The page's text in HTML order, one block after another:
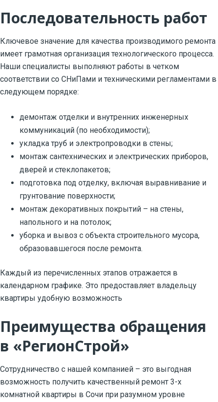
Последовательность работ
Ключевое значение для качества производимого ремонта
имеет грамотная организация технологического процесса.
Наши специалисты выполняют работы в четком
соответствии со СНиПами и техническими регламентами в
следующем порядке:
демонтаж отделки и внутренних инженерных
коммуникаций (по необходимости);
укладка труб и электропроводки в стены;
монтаж сантехнических и электрических приборов,
дверей и стеклопакетов;
подготовка под отделку, включая выравнивание и
грунтование поверхности;
монтаж декоративных покрытий – на стены,
напольного и на потолок;
уборка и вывоз с объекта строительного мусора,
образовавшегося после ремонта.
Каждый из перечисленных этапов отражается в
календарном графике. Это предоставляет владельцу
квартиры удобную возможность
Преимущества обращения
в «РегионСтрой»
Сотрудничество с нашей компанией – это выгодная
возможность получить качественный ремонт 3-х
комнатной квартиры в Сочи при разумном уровне